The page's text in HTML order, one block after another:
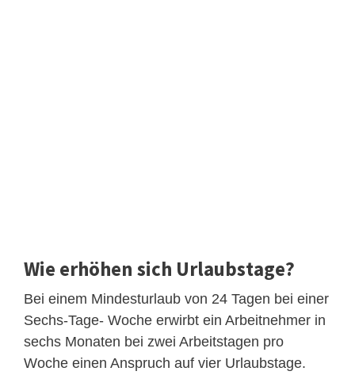
Wie erhöhen sich Urlaubstage?
Bei einem Mindesturlaub von 24 Tagen bei einer
Sechs-Tage- Woche erwirbt ein Arbeitnehmer in
sechs Monaten bei zwei Arbeitstagen pro
Woche einen Anspruch auf vier Urlaubstage.